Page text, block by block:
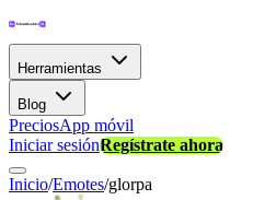
Herramientas
Blog
PreciosApp móvil
Iniciar sesiónRegístrate ahora
Inicio/Emotes/glorpa